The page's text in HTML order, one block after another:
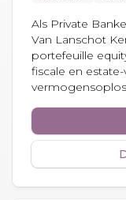
Als Private
Van Lanschot
portefeuille
fiscale en